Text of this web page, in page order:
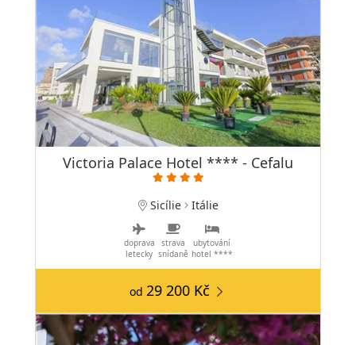
Victoria Palace Hotel **** - Cefalu
Sicílie Itálie
doprava
letecky
strava
snídaně
ubytování
hotel ****
od 29 200 Kč